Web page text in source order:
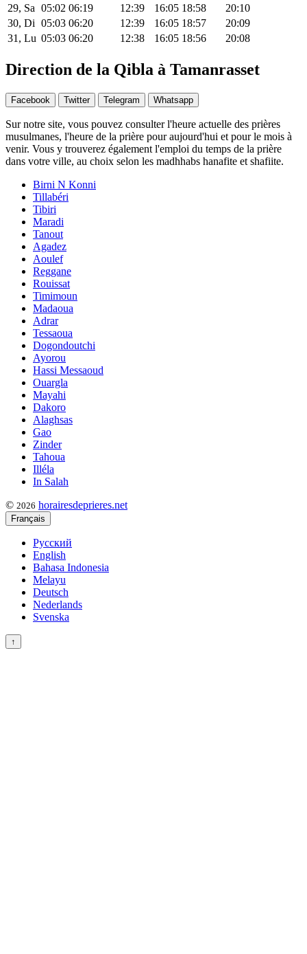
29, Sa 05:02 06:19 12:39 16:05 18:58
20:10
30, Di 05:03 06:20 12:39 16:05 18:57
20:09
31, Lu 05:03 06:20 12:38 16:05 18:56 20:08
Direction de la Qibla à Tamanrasset
Facebook Twitter Telegram Whatsapp
Sur notre site, vous pouvez consulter l'heure actuelle des prières
musulmanes, l'heure de la prière pour aujourd'hui et pour le mois à
venir. Vous y trouverez également l'emploi du temps de la prière
dans votre ville, au choix selon les madhhabs hanafite et shafiite.
Birni N Konni
Tillabéri
Tibiri
Maradi
Tanout
Agadez
Aoulef
Reggane
Rouissat
Timimoun
Madaoua
Adrar
Tessaoua
Dogondoutchi
Ayorou
Hassi Messaoud
Ouargla
Mayahi
Dakoro
Alaghsas
Gao
Zinder
Tahoua
Illéla
In Salah
© 2026 horairesdeprieres.net
Français
Русский
English
Bahasa Indonesia
Melayu
Deutsch
Nederlands
Svenska
↑